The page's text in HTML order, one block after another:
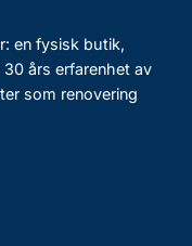
en fysisk butik,
års erfarenhet av
som renovering